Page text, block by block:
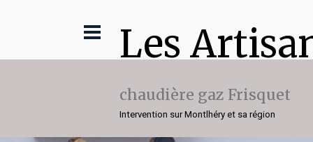
Les
chaudière gaz Frisquet
Intervention sur Montlhéry et sa région